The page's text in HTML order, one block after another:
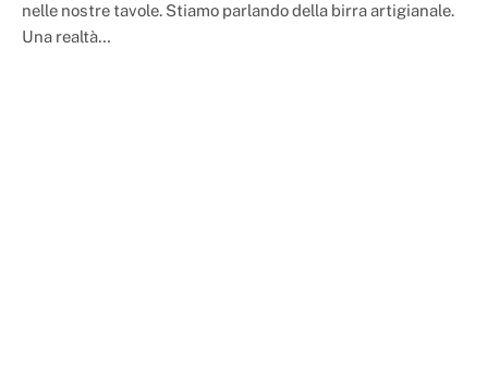
nelle nostre tavole. Stiamo parlando della birra artigianale.
Una realtà…